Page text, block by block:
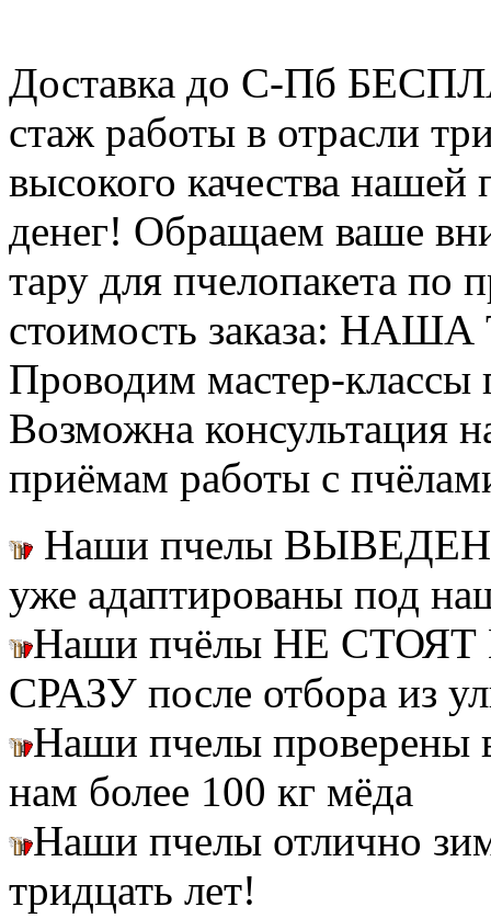
Доставка до С-Пб
стаж работы в отрасли
высокого качества
денег! Обращаем ваше
тару для пчелопакета по
стоимость заказа:
Проводим мастер-классы
Возможна консультация
приёмам работы с
Наши пчелы
уже адаптированы под
Наши пчёлы НЕ СТОЯТ
СРАЗУ после отбора из
Наши пчелы
нам более 100 кг мёда
Наши пчелы отлично
тридцать лет!